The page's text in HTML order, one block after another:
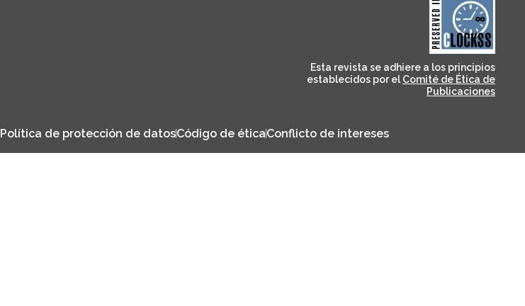
CLOCKSS is a dak archive
that ensures the long-
term survival of web-
based scholary
publications, governed by
and for its stakeholders.
Esta revista se adhiere a los principios
establecidos por el Comité de Ética de
Publicaciones
Política de protección de datosCódigo de éticaConflicto de intereses